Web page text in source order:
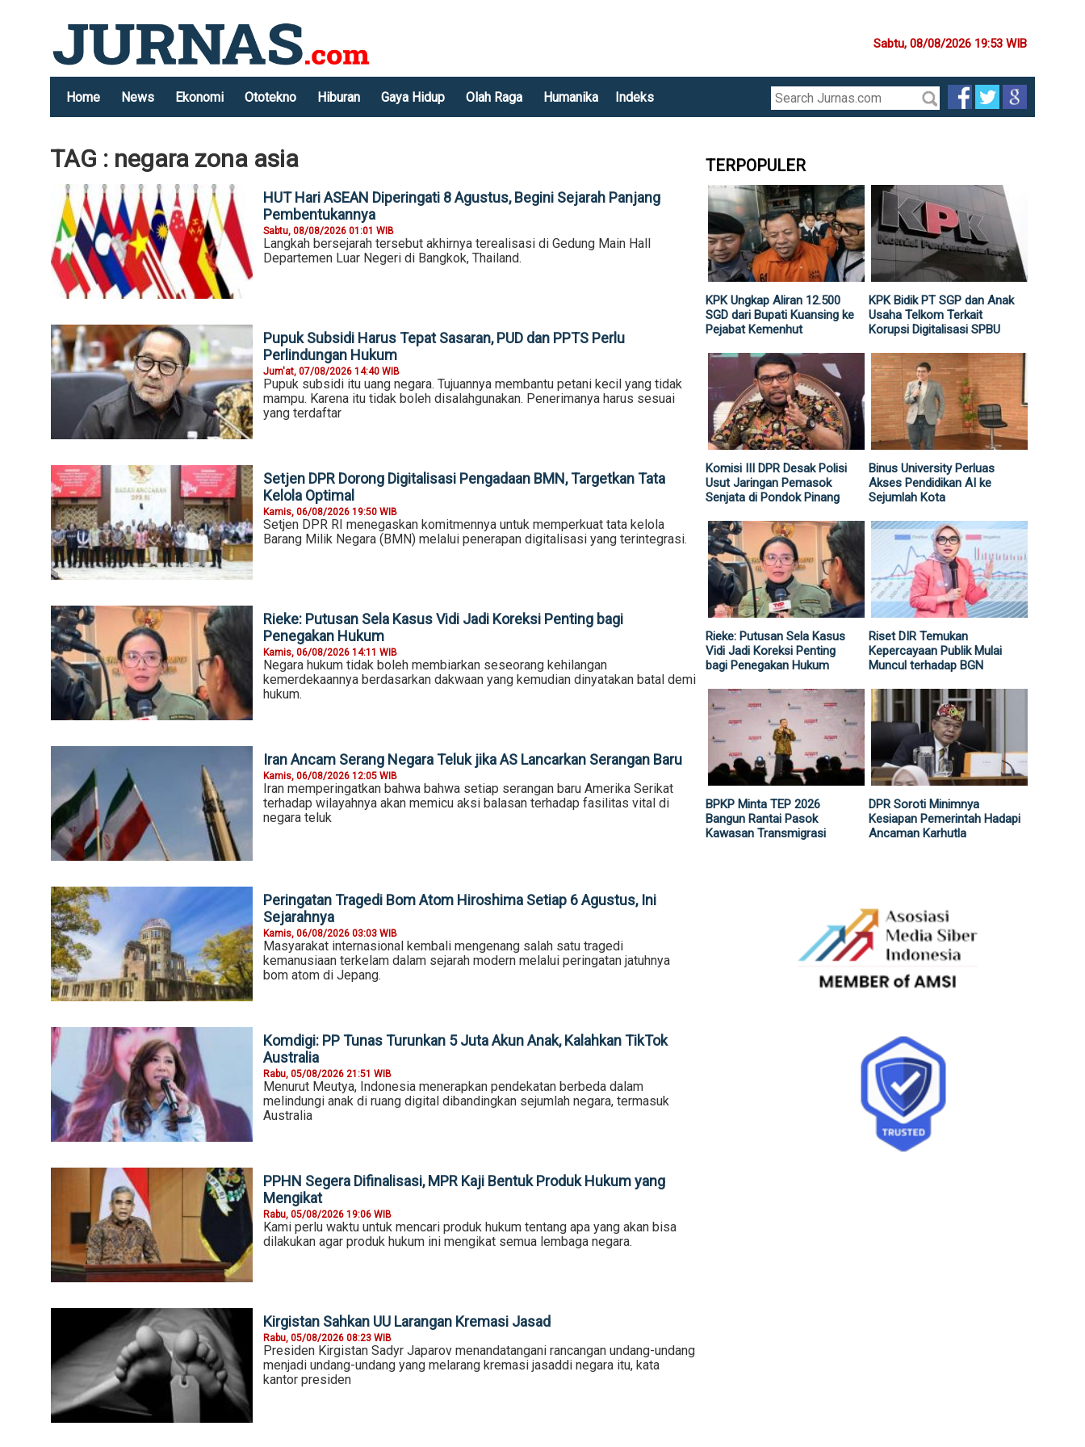
Sabtu, 08/08/2026 19:53 WIB
Home News Ekonomi Ototekno Hiburan Gaya Hidup Olah Raga Humanika Indeks
TAG : negara zona asia
HUT Hari ASEAN Diperingati 8 Agustus, Begini Sejarah Panjang
Pembentukannya
Sabtu, 08/08/2026 01:01 WIB
Langkah bersejarah tersebut akhirnya terealisasi di Gedung Main Hall
Departemen Luar Negeri di Bangkok, Thailand.
Pupuk Subsidi Harus Tepat Sasaran, PUD dan PPTS Perlu
Perlindungan Hukum
Jum'at, 07/08/2026 14:40 WIB
Pupuk subsidi itu uang negara. Tujuannya membantu petani kecil yang tidak
mampu. Karena itu tidak boleh disalahgunakan. Penerimanya harus sesuai
yang terdaftar
Setjen DPR Dorong Digitalisasi Pengadaan BMN, Targetkan Tata
Kelola Optimal
Kamis, 06/08/2026 19:50 WIB
Setjen DPR RI menegaskan komitmennya untuk memperkuat tata kelola
Barang Milik Negara (BMN) melalui penerapan digitalisasi yang terintegrasi.
Rieke: Putusan Sela Kasus Vidi Jadi Koreksi Penting bagi
Penegakan Hukum
Kamis, 06/08/2026 14:11 WIB
Negara hukum tidak boleh membiarkan seseorang kehilangan
kemerdekaannya berdasarkan dakwaan yang kemudian dinyatakan batal demi
hukum.
Iran Ancam Serang Negara Teluk jika AS Lancarkan Serangan Baru
Kamis, 06/08/2026 12:05 WIB
Iran memperingatkan bahwa bahwa setiap serangan baru Amerika Serikat
terhadap wilayahnya akan memicu aksi balasan terhadap fasilitas vital di
negara teluk
Peringatan Tragedi Bom Atom Hiroshima Setiap 6 Agustus, Ini
Sejarahnya
Kamis, 06/08/2026 03:03 WIB
Masyarakat internasional kembali mengenang salah satu tragedi
kemanusiaan terkelam dalam sejarah modern melalui peringatan jatuhnya
bom atom di Jepang.
Komdigi: PP Tunas Turunkan 5 Juta Akun Anak, Kalahkan TikTok
Australia
Rabu, 05/08/2026 21:51 WIB
Menurut Meutya, Indonesia menerapkan pendekatan berbeda dalam
melindungi anak di ruang digital dibandingkan sejumlah negara, termasuk
Australia
PPHN Segera Difinalisasi, MPR Kaji Bentuk Produk Hukum yang
Mengikat
Rabu, 05/08/2026 19:06 WIB
Kami perlu waktu untuk mencari produk hukum tentang apa yang akan bisa
dilakukan agar produk hukum ini mengikat semua lembaga negara.
Kirgistan Sahkan UU Larangan Kremasi Jasad
Rabu, 05/08/2026 08:23 WIB
Presiden Kirgistan Sadyr Japarov menandatangani rancangan undang-undang
menjadi undang-undang yang melarang kremasi jasaddi negara itu, kata
kantor presiden
TERPOPULER
KPK Ungkap Aliran 12.500
SGD dari Bupati Kuansing ke
Pejabat Kemenhut
KPK Bidik PT SGP dan Anak
Usaha Telkom Terkait
Korupsi Digitalisasi SPBU
Komisi III DPR Desak Polisi
Usut Jaringan Pemasok
Senjata di Pondok Pinang
Binus University Perluas
Akses Pendidikan AI ke
Sejumlah Kota
Rieke: Putusan Sela Kasus
Vidi Jadi Koreksi Penting
bagi Penegakan Hukum
Riset DIR Temukan
Kepercayaan Publik Mulai
Muncul terhadap BGN
BPKP Minta TEP 2026
Bangun Rantai Pasok
Kawasan Transmigrasi
DPR Soroti Minimnya
Kesiapan Pemerintah Hadapi
Ancaman Karhutla